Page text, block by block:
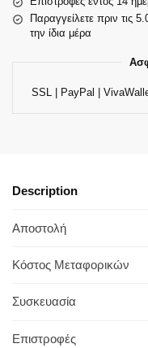
Παραγγείλετε πριν τις
την ίδια μέρα
SSL | PayPal |
Description
Αποστολή
Κόστος Μεταφορικών
Συσκευασία
Επιστροφές